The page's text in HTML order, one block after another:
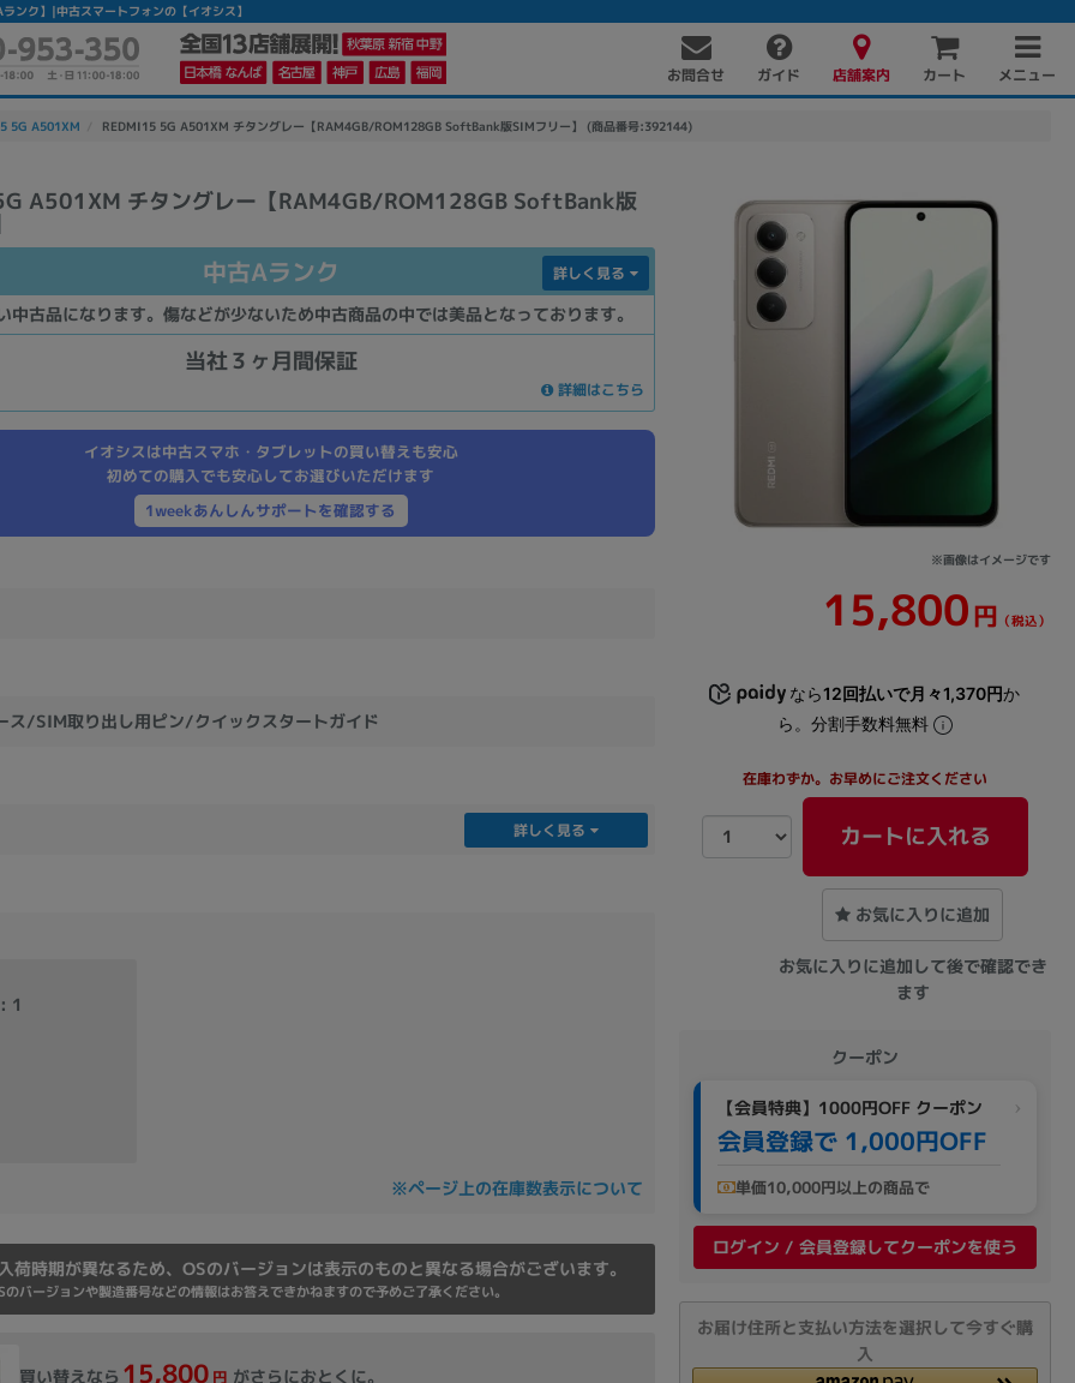
ク】|中古スマートフォンの【イオシス】
お問合せ ガイド 店舗案内 カート メニュー
5G A501XM REDMI15 5G A501XM チタングレー【RAM4GB/ROM128GB SoftBank版SIMフリー】 (商品番号:392144)
A501XM チタングレー【RAM4GB/ROM128GB SoftBank版
※画像はイメージです
15,800円 （税込）
なら12回払いで月々1,370円か
ら。分割手数料無料
在庫わずか。お早めにご注文ください
カートに入れる
お気に入りに追加
お気に入りに追加して後で確認でき
ます
クーポン
【会員特典】1000円OFF クーポン
会員登録で 1,000円OFF
単価10,000円以上の商品で
ログイン / 会員登録してクーポンを使う
お届け住所と支払い方法を選択して今すぐ購
入
中古Aランク
中古品になります。傷などが少ないため中古商品の中では美品となっております。
詳しく見る
当社３ヶ月間保証
詳細はこちら
イオシスは中古スマホ・タブレットの買い替えも安心
初めての購入でも安心してお選びいただけます
1weekあんしんサポートを確認する
ス/SIM取り出し用ピン/クイックスタートガイド
詳しく見る
: 1
※ページ上の在庫数表示について
荷時期が異なるため、OSのバージョンは表示のものと異なる場合がございます。
のバージョンや製造番号などの情報はお答えできかねますので予めご了承ください。
買い替えなら 15,800 円 がさらにおとくに。
カテゴリー
商品ジャンルの絞り込み
ノートPC デスクPC
メーカー
DVD-ROM
その他